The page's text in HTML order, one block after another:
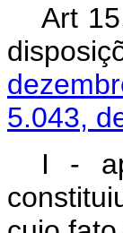
Art
5.043,
I -